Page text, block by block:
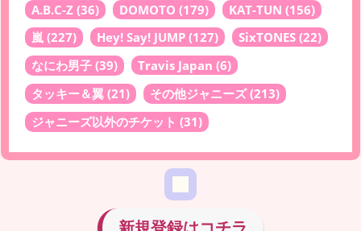
A.B.C-Z (36) DOMOTO (179) KAT-TUN (156)
嵐 (227) Hey! Say! JUMP (127) SixTONES (22)
なにわ男子 (39) Travis Japan (6)
タッキー＆翼 (21) その他ジャニーズ(213)
ジャニーズ以外のチケット (31)